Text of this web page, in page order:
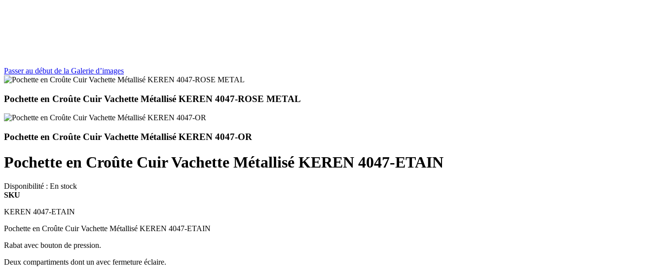
Passer au début de la Galerie d’images
Pochette en Croûte Cuir Vachette Métallisé KEREN 4047-ROSE METAL
Pochette en Croûte Cuir Vachette Métallisé KEREN 4047-OR
Pochette en Croûte Cuir Vachette Métallisé KEREN 4047-ETAIN
Disponibilité : En stock
SKU
KEREN 4047-ETAIN
Pochette en Croûte Cuir Vachette Métallisé KEREN 4047-ETAIN
Rabat avec bouton de pression.
Deux compartiments dont un avec fermeture éclaire.